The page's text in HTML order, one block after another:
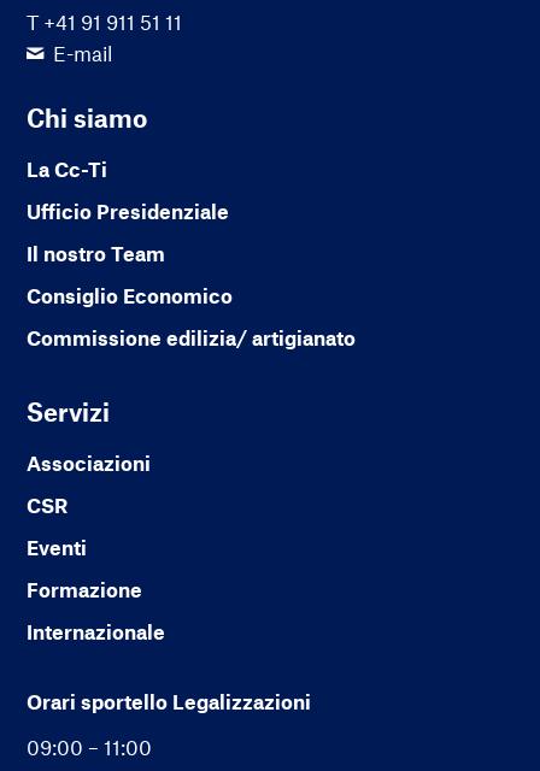
T +41 91 911 51 11
E-mail
Chi siamo
La Cc-Ti
Ufficio Presidenziale
Il nostro Team
Consiglio Economico
Commissione edilizia/ artigianato
Servizi
Associazioni
CSR
Eventi
Formazione
Internazionale
Orari sportello Legalizzazioni
09:00 – 11:00